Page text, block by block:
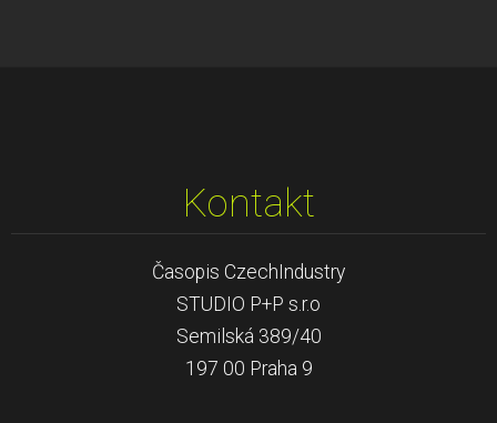
Kontakt
Časopis CzechIndustry
STUDIO P+P s.r.o
Semilská 389/40
197 00 Praha 9